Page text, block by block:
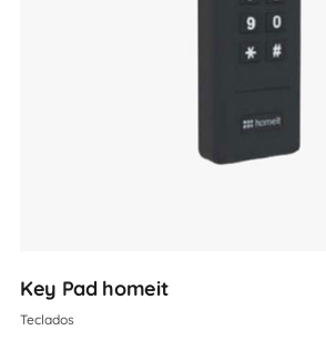
Key Pad homeit
Teclados